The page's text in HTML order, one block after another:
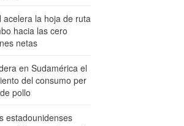
acelera la hoja de ruta
hacia las cero
netas
en Sudamérica el
del consumo per
pollo
estadounidenses